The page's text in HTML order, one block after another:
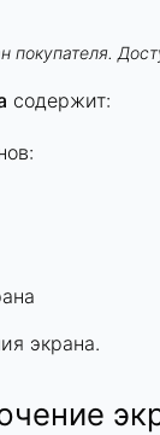
покупателя.
содержит:
экрана.